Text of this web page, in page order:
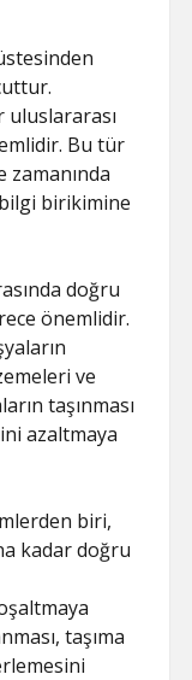
uluslararası
Bu tür
birikimine
doğru
önemlidir.
ve
taşınması
azaltmaya
biri,
kadar doğru
taşıma